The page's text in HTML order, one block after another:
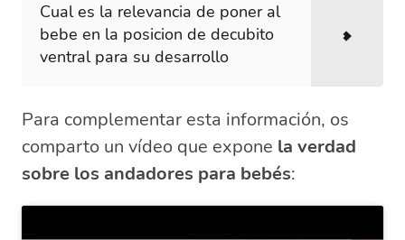
Cual es la relevancia de poner al
bebe en la posicion de decubito
ventral para su desarrollo
Para complementar esta información, os
comparto un vídeo que expone la verdad
sobre los andadores para bebés: